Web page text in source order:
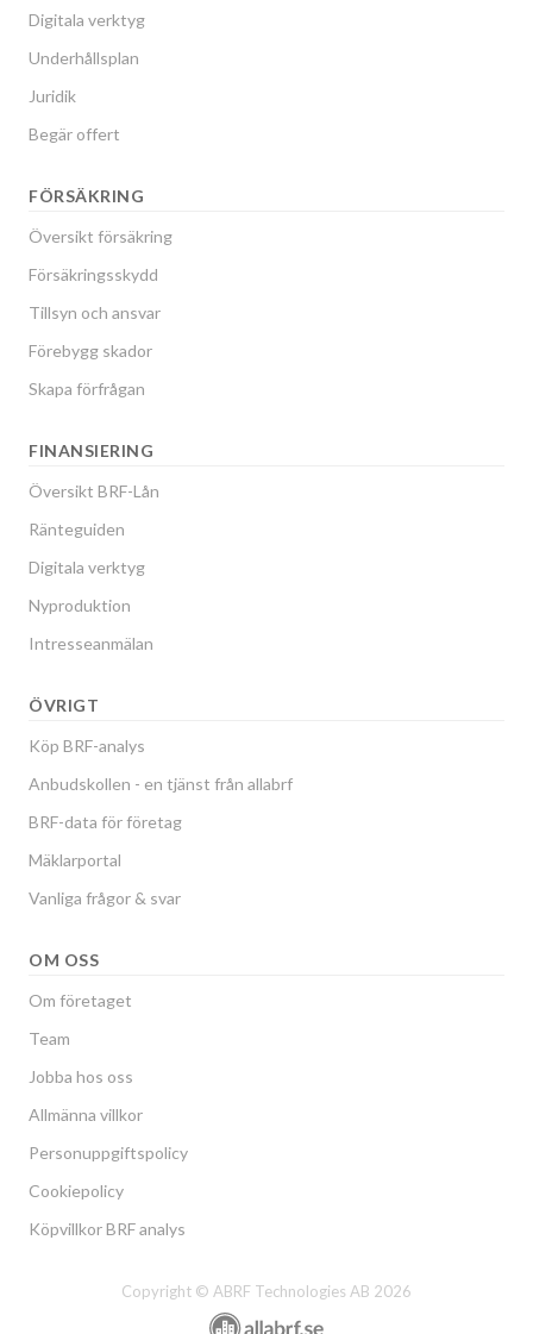
Digitala verktyg
Underhållsplan
Juridik
Begär offert
FÖRSÄKRING
Översikt försäkring
Försäkringsskydd
Tillsyn och ansvar
Förebygg skador
Skapa förfrågan
FINANSIERING
Översikt BRF-Lån
Ränteguiden
Digitala verktyg
Nyproduktion
Intresseanmälan
ÖVRIGT
Köp BRF-analys
Anbudskollen - en tjänst från allabrf
BRF-data för företag
Mäklarportal
Vanliga frågor & svar
OM OSS
Om företaget
Team
Jobba hos oss
Allmänna villkor
Personuppgiftspolicy
Cookiepolicy
Köpvillkor BRF analys
Copyright © ABRF Technologies AB 2026